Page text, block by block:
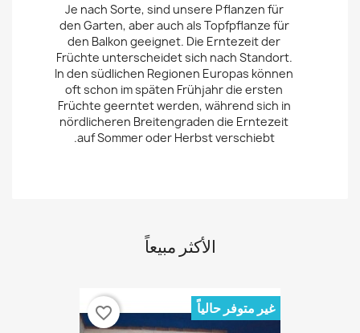
Je nach Sorte, sind unsere Pflanzen für
den Garten, aber auch als Topfpflanze für
den Balkon geeignet. Die Erntezeit der
Früchte unterscheidet sich nach Standort.
In den südlichen Regionen Europas können
oft schon im späten Frühjahr die ersten
Früchte geerntet werden, während sich in
nördlicheren Breitengraden die Erntezeit
auf Sommer oder Herbst verschiebt.
الأكثر مبيعاً
غير متوفر حالياً favorite_border